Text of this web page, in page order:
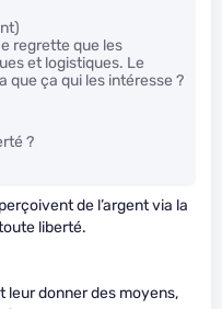
regrette que les
et logistiques. Le
que ça qui les intéresse ?
?
de l’argent via la
liberté.
leur donner des moyens,